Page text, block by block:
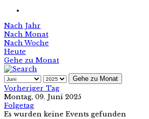
Nach Jahr
Nach Monat
Nach Woche
Heute
Gehe zu Monat
Gehe zu Monat
Vorheriger Tag
Montag, 09. Juni 2025
Folgetag
Es wurden keine Events gefunden